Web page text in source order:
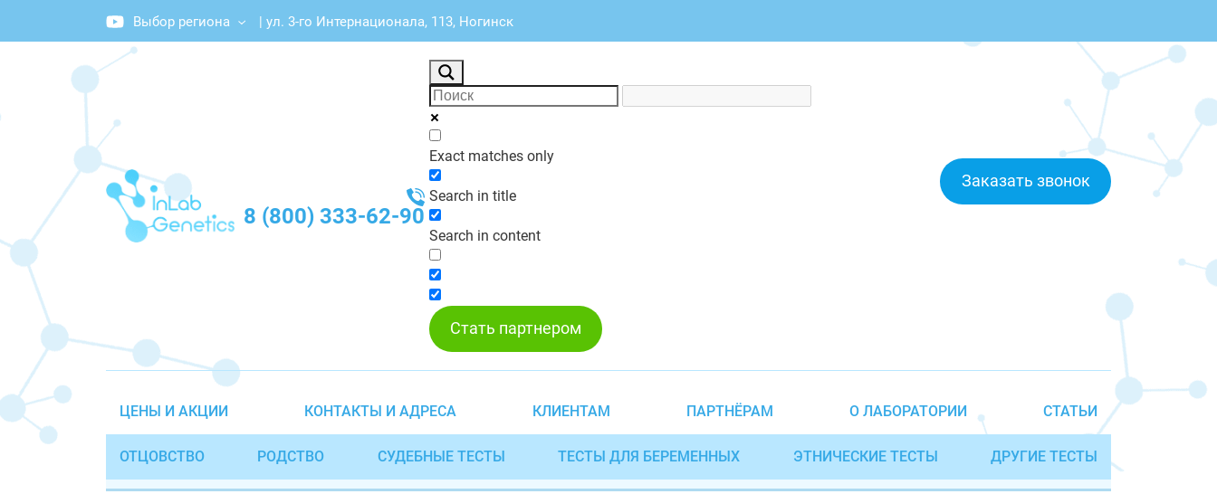
Выбор региона | ул. 3-го Интернационала, 113, Ногинск
8 (800) 333-62-90
Exact matches only
Search in title
Search in content
Заказать звонок
Стать партнером
ЦЕНЫ И АКЦИИ КОНТАКТЫ И АДРЕСА КЛИЕНТАМ ПАРТНЁРАМ О ЛАБОРАТОРИИ СТАТЬИ
ОТЦОВСТВО РОДСТВО СУДЕБНЫЕ ТЕСТЫ ТЕСТЫ ДЛЯ БЕРЕМЕННЫХ ЭТНИЧЕСКИЕ ТЕСТЫ ДРУГИЕ ТЕСТЫ